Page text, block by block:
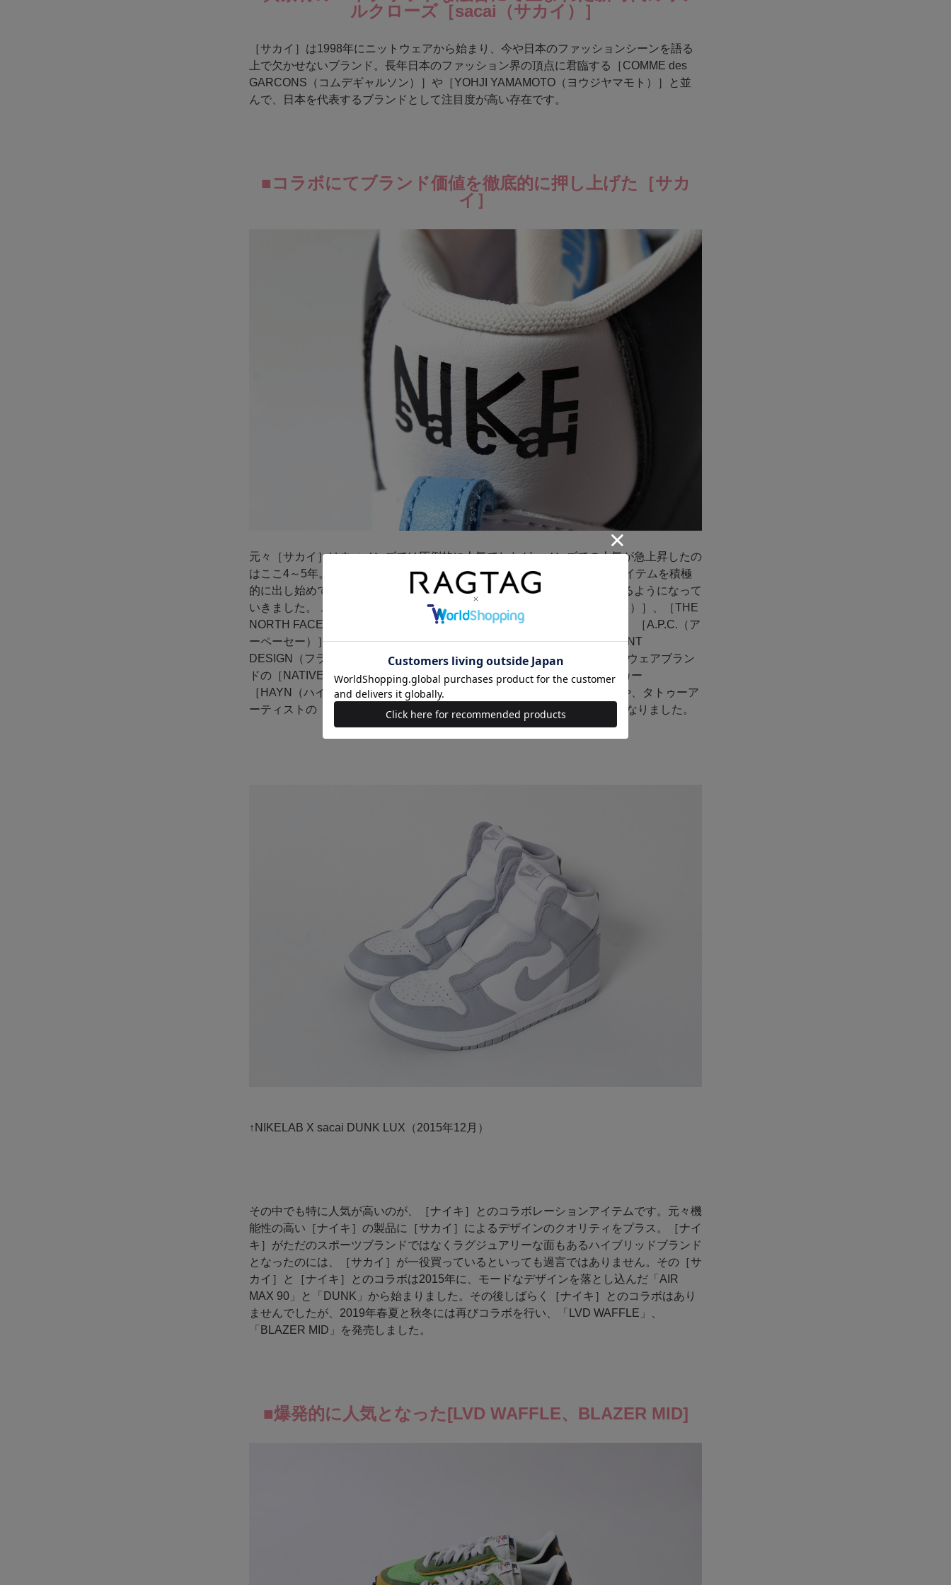
ルクローズ［sacai（サカイ）］
［サカイ］は1998年にニットウェアから始まり、今や日本のファッションシーンを語る
上で欠かせないブランド。長年日本のファッション界の頂点に君臨する［COMME des
GARCONS（コムデギャルソン）］や［YOHJI YAMAMOTO（ヨウジヤマモト）］と並
んで、日本を代表するブランドとして注目度が高い存在です。
■コラボにてブランド価値を徹底的に押し上げた［サカ
イ］
元々［サカイ］はウィメンズでは圧倒的に人気でしたが、メンズでの人気が急上昇したの
はここ4～5年。様々なブランドとのコラボレーションにてユニセックスアイテムを積極
的に出し始めてから、注目度も上がりメンズでもより多くの方に認知されるようになって
いきました。 これまでに発表してきたコラボは数知れず、［NIKE（ナイキ）］、［THE
NORTH FACE（ザノースフェイス）］、［Pendleton（ペンドルトン）］、［A.P.C.（ア
ーペーセー）］、［UNDERCOVER（アンダーカバー）］、［FRAGMNENT
DESIGN（フラグメントデザイン）］、 ［PORTER（ポーター）］、アイウェアブラン
ドの［NATIVE SONS（ネイティブサンズ）］や、ハワイのサンダルメーカー
［HAYN（ハイアン）］など。最近だとファンクバンドの「Funkadelic」や、タトゥーア
ーティストの「Dr,Woo」とのファッションの垣根を超えたコラボも話題になりました。
↑NIKELAB X sacai DUNK LUX（2015年12月）
その中でも特に人気が高いのが、［ナイキ］とのコラボレーションアイテムです。元々機
能性の高い［ナイキ］の製品に［サカイ］によるデザインのクオリティをプラス。［ナイ
キ］がただのスポーツブランドではなくラグジュアリーな面もあるハイブリッドブランド
となったのには、［サカイ］が一役買っているといっても過言ではありません。その［サ
カイ］と［ナイキ］とのコラボは2015年に、モードなデザインを落とし込んだ「AIR
MAX 90」と「DUNK」から始まりました。その後しばらく［ナイキ］とのコラボはあり
ませんでしたが、2019年春夏と秋冬には再びコラボを行い、「LVD WAFFLE」、
「BLAZER MID」を発売しました。
■爆発的に人気となった[LVD WAFFLE、BLAZER MID]